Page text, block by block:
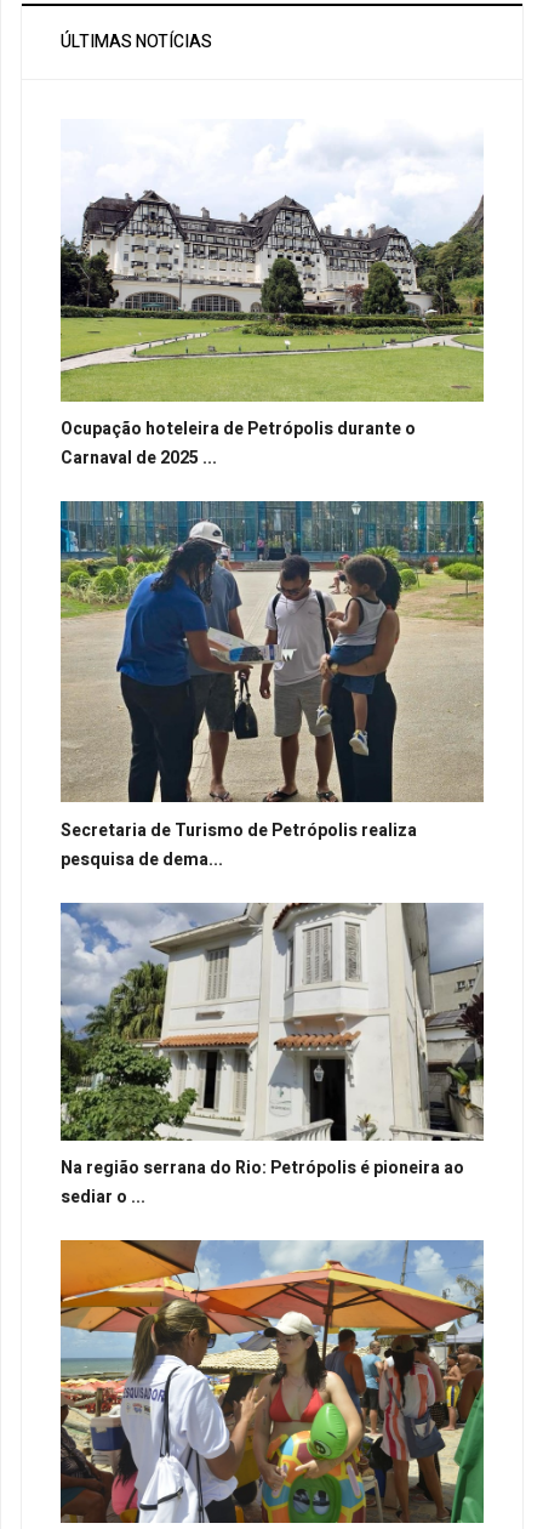
ÚLTIMAS NOTÍCIAS
Ocupação hoteleira de Petrópolis durante o
Carnaval de 2025 ...
Secretaria de Turismo de Petrópolis realiza
pesquisa de dema...
Na região serrana do Rio: Petrópolis é pioneira ao
sediar o ...